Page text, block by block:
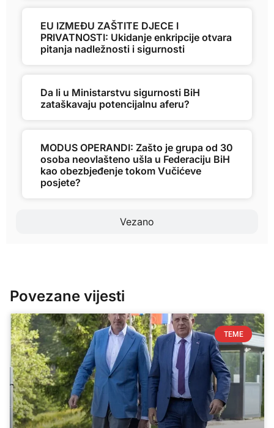
Vezano
EU IZMEĐU ZAŠTITE DJECE I
PRIVATNOSTI: Ukidanje enkripcije otvara
pitanja nadležnosti i sigurnosti
Da li u Ministarstvu sigurnosti BiH
zataškavaju potencijalnu aferu?
MODUS OPERANDI: Zašto je grupa od 30
osoba neovlašteno ušla u Federaciju BiH
kao obezbjeđenje tokom Vučićeve
posjete?
Povezane vijesti
TEME